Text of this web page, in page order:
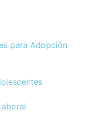
para Adopción